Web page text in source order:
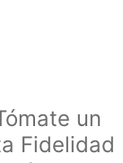
un
Fidelidad